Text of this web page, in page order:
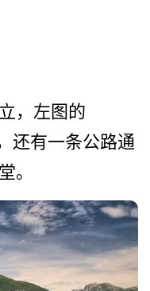
，­左图的
还有一条公路通
。